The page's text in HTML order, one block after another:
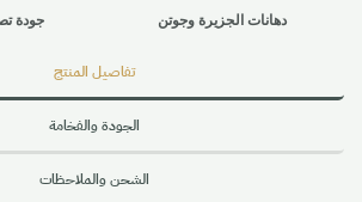
دهانات الجزيرة وجوتن جودة
تفاصيل المنتج
الجودة والفخامة
الشحن والملاحظات